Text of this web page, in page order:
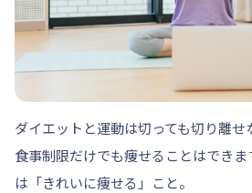
ダイエットと運動は切っても切り離せ
食事制限だけでも痩せることはでき
は「きれいに痩せる 」こと。